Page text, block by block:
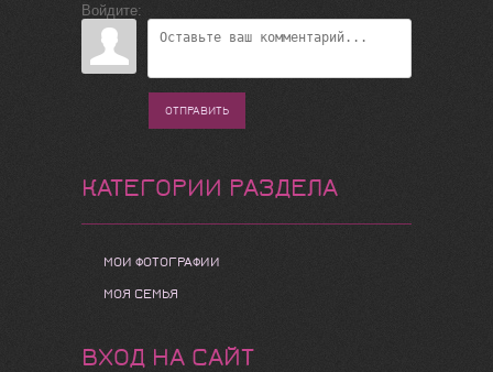
Войдите:
ОТПРАВИТЬ
КАТЕГОРИИ РАЗДЕЛА
МОИ ФОТОГРАФИИ
МОЯ СЕМЬЯ
ВХОД НА САЙТ